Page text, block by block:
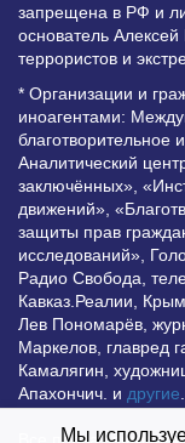
запрещена в РФ и
основатель
террористов и
* Организации и
иноагентами:
Аналитический
заключённых»,
движений»,
защиты прав
исследований»,
Радио Свобода,
Кавказ.Реалии,
Лев Пономарёв,
Маркелов, главред
Камалягин,
Апахончич. и другие
Все права
Мы